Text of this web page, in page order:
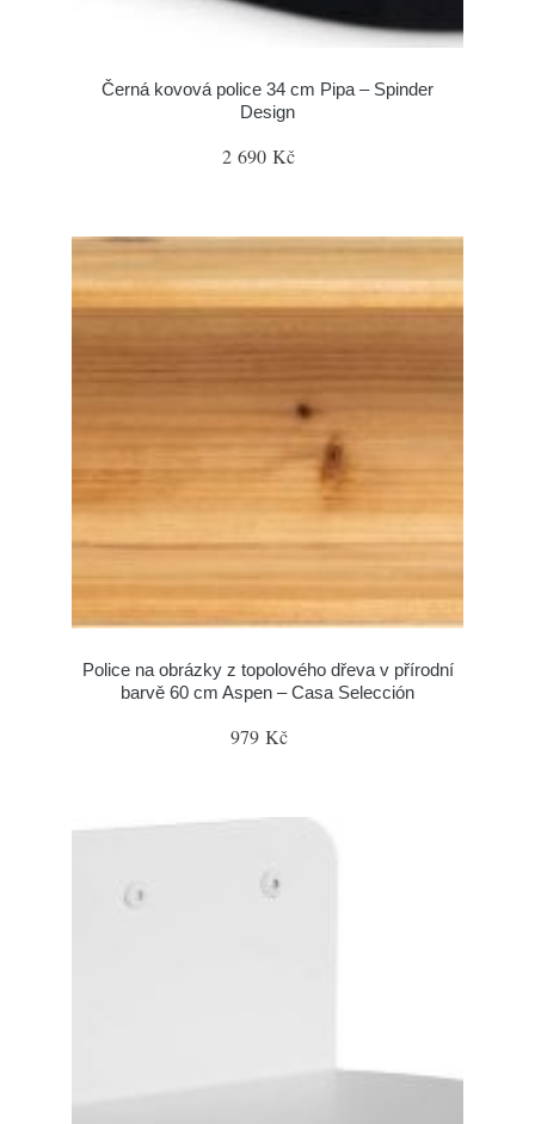
Černá kovová police 34 cm Pipa – Spinder
Design
2 690 Kč
Police na obrázky z topolového dřeva v přírodní
barvě 60 cm Aspen – Casa Selección
979 Kč